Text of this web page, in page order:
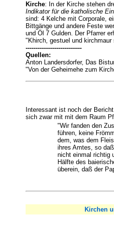
Kirche: In der Kirche stehen
Indikator für die katholische
sind: 4 Kelche mit Corporale,
Bittgänge und andere Feste
und Öl 7 Gulden. Der Pfarrer
"Khirch, gestuel und
-----------------------------
Quellen:
Anton Landersdorfer, Das
"Von der Geheimehe zum
Interessant ist noch der
sich zwar mit mit dem Raum
"Wir fanden den
führen, keine
dem, was dem
ihres Amtes, so
nicht einmal richtig
Hälfte des
überein, daß der
Kirchen